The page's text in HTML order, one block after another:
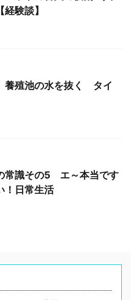
験談】
殖池の水を抜く タイ
常識その5 エ～本当です
！日常生活